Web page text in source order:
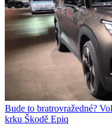
Bude to bratrovražedné?
krku Škodě Epiq